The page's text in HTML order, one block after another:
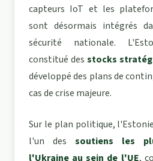
capteurs IoT et les
sont désormais intégrés
sécurité nationale.
constitué des stocks
développé des plans de
cas de crise majeure.
Sur le plan politique,
l'un des soutiens les
l'Ukraine au sein de l'UE,